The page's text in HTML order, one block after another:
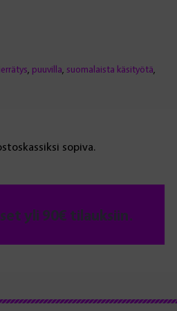
puuvilla suomalaista käsityötä
sopiva.
yli 90€ tilauksiin.